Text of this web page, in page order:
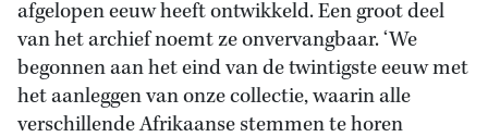
afgelopen eeuw heeft ontwikkeld. Een groot deel
van het archief noemt ze onvervangbaar. ‘We
begonnen aan het eind van de twintigste eeuw met
het aanleggen van onze collectie, waarin alle
verschillende Afrikaanse stemmen te horen